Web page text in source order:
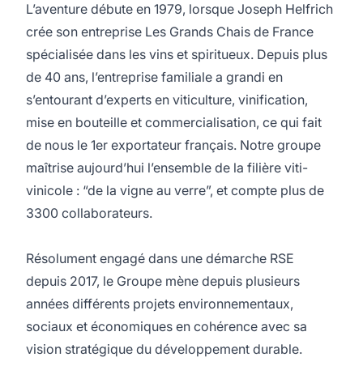
L’aventure débute en 1979, lorsque Joseph Helfrich
crée son entreprise Les Grands Chais de France
spécialisée dans les vins et spiritueux. Depuis plus
de 40 ans, l’entreprise familiale a grandi en
s’entourant d’experts en viticulture, vinification,
mise en bouteille et commercialisation, ce qui fait
de nous le 1er exportateur français. Notre groupe
maîtrise aujourd’hui l’ensemble de la filière viti-
vinicole : “de la vigne au verre”, et compte plus de
3300 collaborateurs.
Résolument engagé dans une démarche RSE
depuis 2017, le Groupe mène depuis plusieurs
années différents projets environnementaux,
sociaux et économiques en cohérence avec sa
vision stratégique du développement durable.